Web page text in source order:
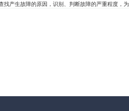
产生故障的原因，识别、判断故障的严重程度，